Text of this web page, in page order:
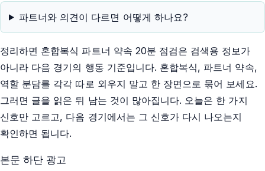
파트너와 의견이 다르면 어떻게 하나요?
정리하면 혼합복식 파트너 약속 20분 점검은 검색용 정보가
아니라 다음 경기의 행동 기준입니다. 혼합복식, 파트너 약속,
역할 분담를 각각 따로 외우지 말고 한 장면으로 묶어 보세요.
그러면 글을 읽은 뒤 남는 것이 많아집니다. 오늘은 한 가지
신호만 고르고, 다음 경기에서는 그 신호가 다시 나오는지
확인하면 됩니다.
본문 하단 광고